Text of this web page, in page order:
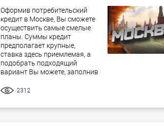
Оформив потребительский
кредит в Москве, Вы сможете
осуществить самые смелые
планы. Суммы кредит
предполагает крупные,
ставка здесь приемлемая, а
подобрать подходящий
вариант Вы можете, заполнив
2312